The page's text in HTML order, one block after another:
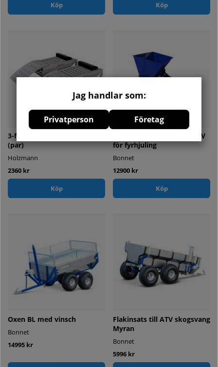
Jag handlar som:
Privatperson Företag
Köp Köp
3-faldig hopfällbar ramp
(par)
Holzmann
2360 kr
Köp
Sandspridare Bogserad ATV
för fyrhjuling
Bonnet
12900 kr
Köp
Oxen BL med vinsch
Bonnet
14995 kr
Flakinsats till ATV skogsvang
Myran
Bonnet
5996 kr